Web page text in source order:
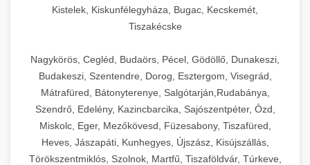
Kistelek, Kiskunfélegyháza, Bugac, Kecskemét,
Tiszakécske
Nagykörös, Cegléd, Budaörs, Pécel, Gödöllő, Dunakeszi,
Budakeszi, Szentendre, Dorog, Esztergom, Visegrád,
Mátrafüred, Bátonyterenye, Salgótarján,Rudabánya,
Szendrő, Edelény, Kazincbarcika, Sajószentpéter, Ózd,
Miskolc, Eger, Mezőkövesd, Füzesabony, Tiszafüred,
Heves, Jászapáti, Kunhegyes, Újszász, Kisújszállás,
Törökszentmiklós, Szolnok, Martfű, Tiszaföldvár, Túrkeve,